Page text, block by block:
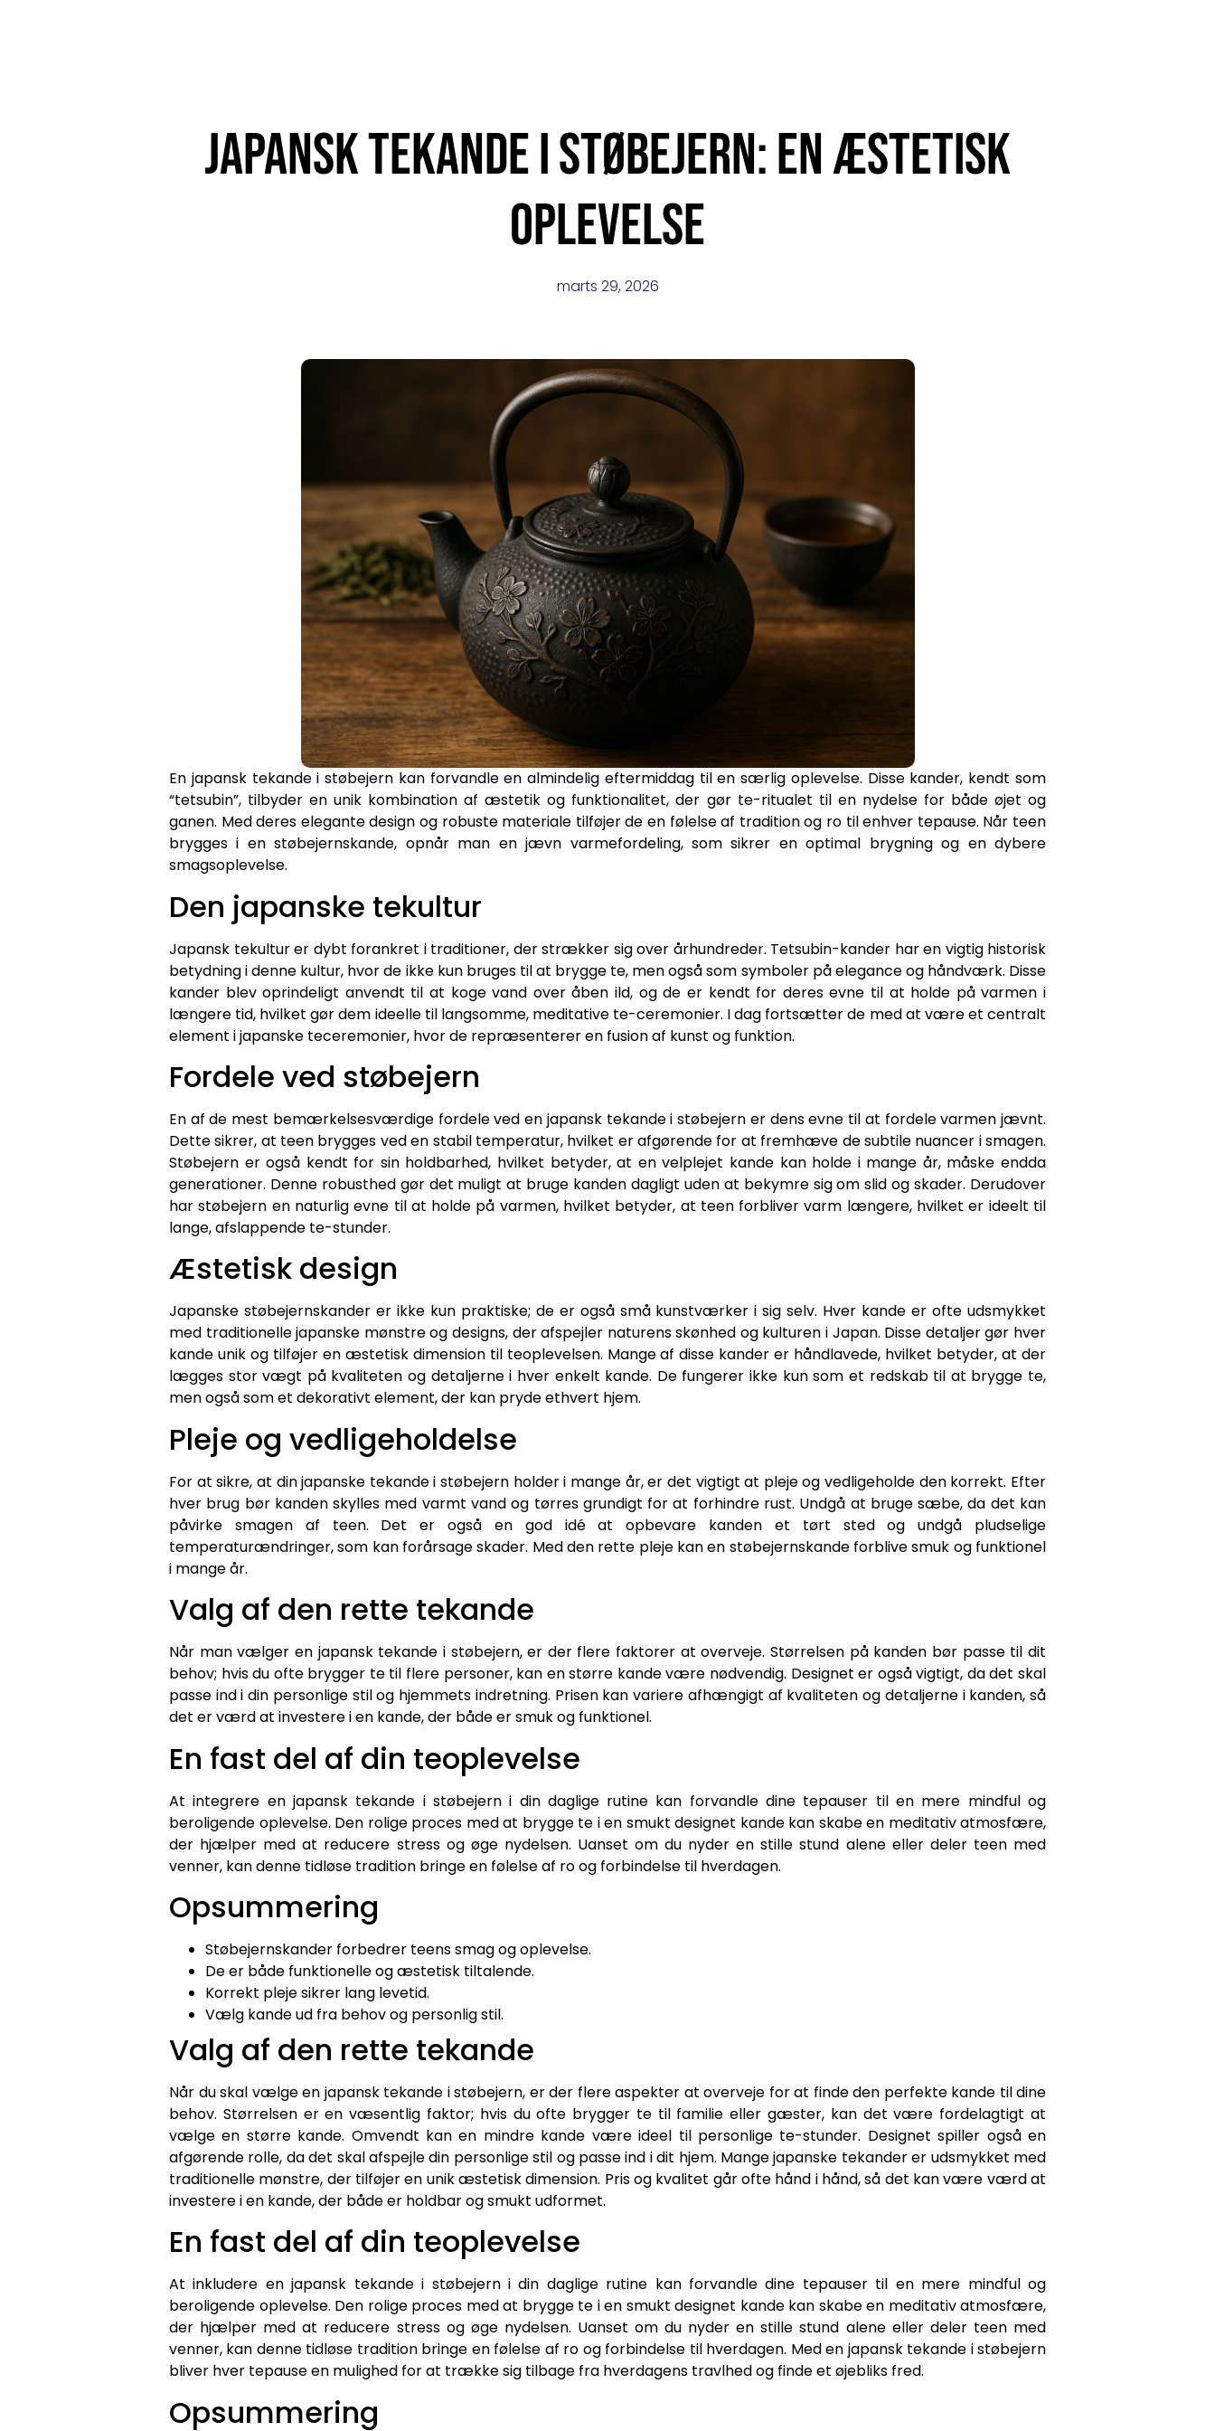
Japansk tekande i støbejern: en æstetisk
oplevelse
marts 29, 2026
En japansk tekande i støbejern kan forvandle en almindelig eftermiddag til en særlig oplevelse. Disse kander, kendt som
“tetsubin”, tilbyder en unik kombination af æstetik og funktionalitet, der gør te-ritualet til en nydelse for både øjet og
ganen. Med deres elegante design og robuste materiale tilføjer de en følelse af tradition og ro til enhver tepause. Når teen
brygges i en støbejernskande, opnår man en jævn varmefordeling, som sikrer en optimal brygning og en dybere
smagsoplevelse.
Den japanske tekultur
Japansk tekultur er dybt forankret i traditioner, der strækker sig over århundreder. Tetsubin-kander har en vigtig historisk
betydning i denne kultur, hvor de ikke kun bruges til at brygge te, men også som symboler på elegance og håndværk. Disse
kander blev oprindeligt anvendt til at koge vand over åben ild, og de er kendt for deres evne til at holde på varmen i
længere tid, hvilket gør dem ideelle til langsomme, meditative te-ceremonier. I dag fortsætter de med at være et centralt
element i japanske teceremonier, hvor de repræsenterer en fusion af kunst og funktion.
Fordele ved støbejern
En af de mest bemærkelsesværdige fordele ved en japansk tekande i støbejern er dens evne til at fordele varmen jævnt.
Dette sikrer, at teen brygges ved en stabil temperatur, hvilket er afgørende for at fremhæve de subtile nuancer i smagen.
Støbejern er også kendt for sin holdbarhed, hvilket betyder, at en velplejet kande kan holde i mange år, måske endda
generationer. Denne robusthed gør det muligt at bruge kanden dagligt uden at bekymre sig om slid og skader. Derudover
har støbejern en naturlig evne til at holde på varmen, hvilket betyder, at teen forbliver varm længere, hvilket er ideelt til
lange, afslappende te-stunder.
Æstetisk design
Japanske støbejernskander er ikke kun praktiske; de er også små kunstværker i sig selv. Hver kande er ofte udsmykket
med traditionelle japanske mønstre og designs, der afspejler naturens skønhed og kulturen i Japan. Disse detaljer gør hver
kande unik og tilføjer en æstetisk dimension til teoplevelsen. Mange af disse kander er håndlavede, hvilket betyder, at der
lægges stor vægt på kvaliteten og detaljerne i hver enkelt kande. De fungerer ikke kun som et redskab til at brygge te,
men også som et dekorativt element, der kan pryde ethvert hjem.
Pleje og vedligeholdelse
For at sikre, at din japanske tekande i støbejern holder i mange år, er det vigtigt at pleje og vedligeholde den korrekt. Efter
hver brug bør kanden skylles med varmt vand og tørres grundigt for at forhindre rust. Undgå at bruge sæbe, da det kan
påvirke smagen af teen. Det er også en god idé at opbevare kanden et tørt sted og undgå pludselige
temperaturændringer, som kan forårsage skader. Med den rette pleje kan en støbejernskande forblive smuk og funktionel
i mange år.
Valg af den rette tekande
Når man vælger en japansk tekande i støbejern, er der flere faktorer at overveje. Størrelsen på kanden bør passe til dit
behov; hvis du ofte brygger te til flere personer, kan en større kande være nødvendig. Designet er også vigtigt, da det skal
passe ind i din personlige stil og hjemmets indretning. Prisen kan variere afhængigt af kvaliteten og detaljerne i kanden, så
det er værd at investere i en kande, der både er smuk og funktionel.
En fast del af din teoplevelse
At integrere en japansk tekande i støbejern i din daglige rutine kan forvandle dine tepauser til en mere mindful og
beroligende oplevelse. Den rolige proces med at brygge te i en smukt designet kande kan skabe en meditativ atmosfære,
der hjælper med at reducere stress og øge nydelsen. Uanset om du nyder en stille stund alene eller deler teen med
venner, kan denne tidløse tradition bringe en følelse af ro og forbindelse til hverdagen.
Opsummering
Støbejernskander forbedrer teens smag og oplevelse.
De er både funktionelle og æstetisk tiltalende.
Korrekt pleje sikrer lang levetid.
Vælg kande ud fra behov og personlig stil.
Valg af den rette tekande
Når du skal vælge en japansk tekande i støbejern, er der flere aspekter at overveje for at finde den perfekte kande til dine
behov. Størrelsen er en væsentlig faktor; hvis du ofte brygger te til familie eller gæster, kan det være fordelagtigt at
vælge en større kande. Omvendt kan en mindre kande være ideel til personlige te-stunder. Designet spiller også en
afgørende rolle, da det skal afspejle din personlige stil og passe ind i dit hjem. Mange japanske tekander er udsmykket med
traditionelle mønstre, der tilføjer en unik æstetisk dimension. Pris og kvalitet går ofte hånd i hånd, så det kan være værd at
investere i en kande, der både er holdbar og smukt udformet.
En fast del af din teoplevelse
At inkludere en japansk tekande i støbejern i din daglige rutine kan forvandle dine tepauser til en mere mindful og
beroligende oplevelse. Den rolige proces med at brygge te i en smukt designet kande kan skabe en meditativ atmosfære,
der hjælper med at reducere stress og øge nydelsen. Uanset om du nyder en stille stund alene eller deler teen med
venner, kan denne tidløse tradition bringe en følelse af ro og forbindelse til hverdagen. Med en japansk tekande i støbejern
bliver hver tepause en mulighed for at trække sig tilbage fra hverdagens travlhed og finde et øjebliks fred.
Opsummering